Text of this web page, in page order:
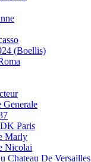
(Boellis)
Generale
Paris
Marly
Nicolai
Chateau De Versailles